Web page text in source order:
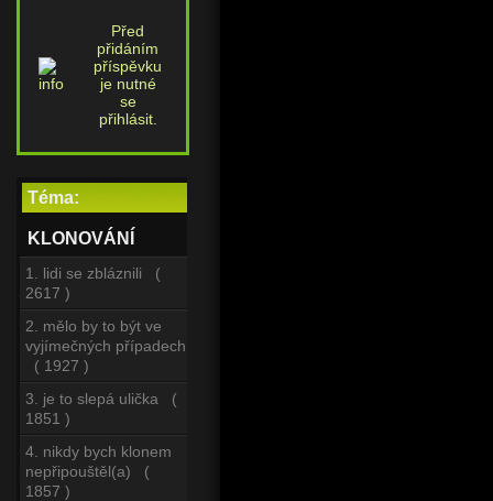
Před
přidáním
příspěvku
je nutné
se
přihlásit.
Téma:
KLONOVÁNÍ
1. lidi se zbláznili (
2617 )
2. mělo by to být ve
vyjímečných případech
( 1927 )
3. je to slepá ulička (
1851 )
4. nikdy bych klonem
nepřipouštěl(a) (
1857 )